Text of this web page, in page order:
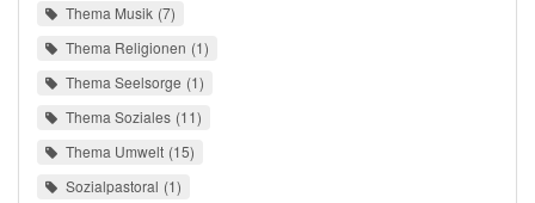
Thema Musik 7
Thema Religionen 1
Thema Seelsorge 1
Thema Soziales 11
Thema Umwelt 15
Sozialpastoral 1